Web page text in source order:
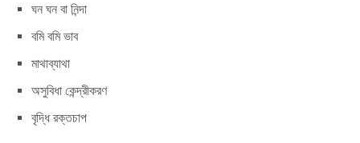
ঘন ঘন বা নিন্দা
বমি বমি ভাব
মাথাব্যাথা
অসুবিধা কেন্দ্রীকরণ
বৃদ্ধি রক্তচাপ